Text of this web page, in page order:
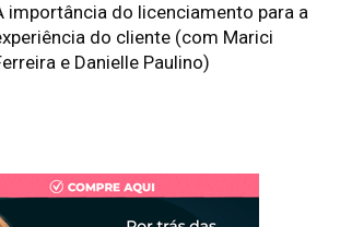
importância do licenciamento para a
do cliente (com Marici
e Danielle Paulino)